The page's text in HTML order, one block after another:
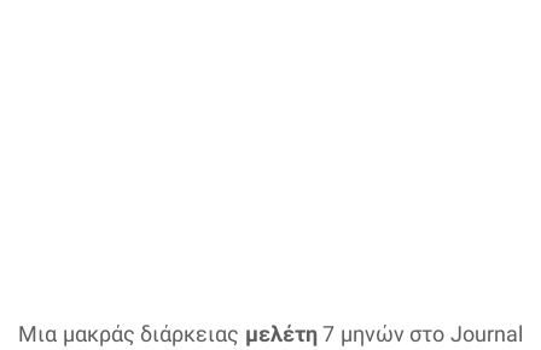
Μια μακράς διάρκειας μελέτη7 μηνών στο Journal